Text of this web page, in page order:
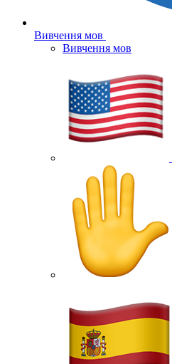
Вивчення мов
Вивчення мов